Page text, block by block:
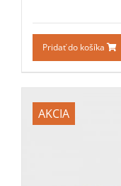
Pridať do košíka
AKCIA